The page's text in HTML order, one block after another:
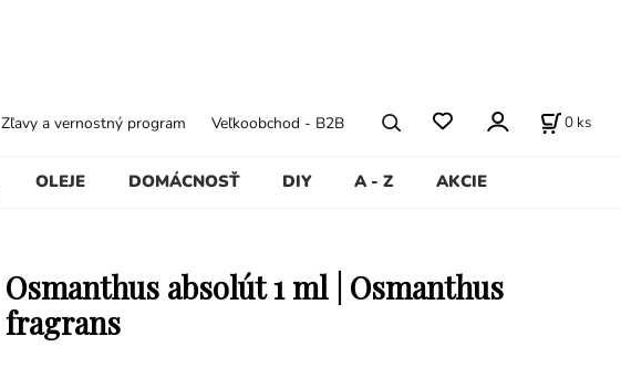
OLEJE DOMÁCNOSŤ DIY A - Z AKCIE
Zľavy a vernostný program Veľkoobchod - B2B 0 ks
Osmanthus absolút 1 ml | Osmanthus
fragrans